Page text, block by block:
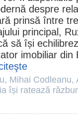
despre
prinsă între
principal,
să își
imobiliar din
, Mihai Codleanu,
își ratează